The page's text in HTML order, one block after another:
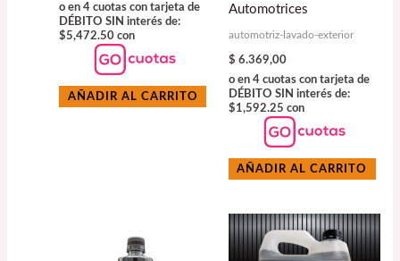
o en 4 cuotas con tarjeta de
DÉBITO SIN interés de:
$5,472.50 con
AÑADIR AL CARRITO
Automotrices
automotriz-lavado-exterior
$ 6.369,00
o en 4 cuotas con tarjeta de
DÉBITO SIN interés de:
$1,592.25 con
AÑADIR AL CARRITO